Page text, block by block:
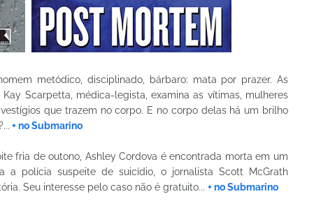
metódico, disciplinado, bárbaro: mata por prazer. As
Scarpetta, médica-legista, examina as vítimas, mulheres
que trazem no corpo. E no corpo delas há um brilho
+ no Submarino
fria de outono, Ashley Cordova é encontrada morta em um
a polícia suspeite de suicídio, o jornalista Scott McGrath
Seu interesse pelo caso não é gratuito... + no Submarino